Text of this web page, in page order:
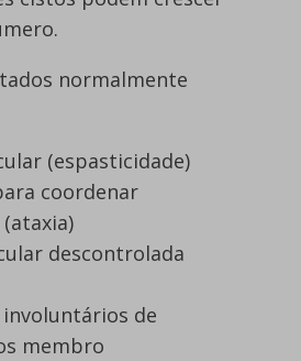
normalmente
(espasticidade)
coordenar
descontrolada
de
membro